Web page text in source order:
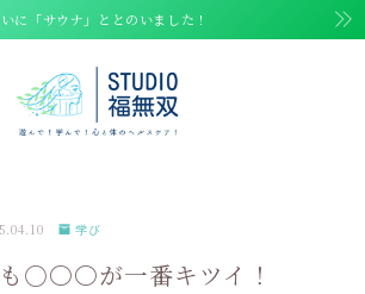
に「サウナ」ととのいました！
学び
○〇〇が一番キツイ！